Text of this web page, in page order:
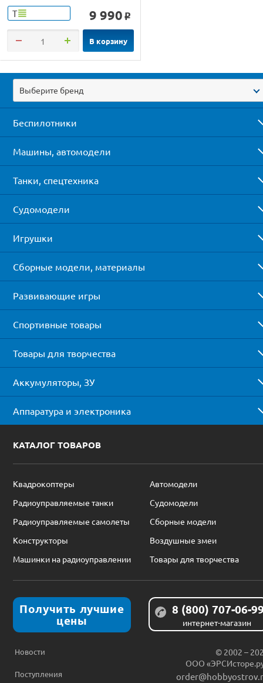
Т 9 990 o
В корзину
Выберите бренд
Беспилотники
Машины, автомодели
Танки, спецтехника
Судомодели
Игрушки
Сборные модели, материалы
Развивающие игры
Спортивные товары
Товары для творчества
Аккумуляторы, ЗУ
Аппаратура и электроника
КАТАЛОГ ТОВАРОВ
Квадрокоптеры
Автомодели
Радиоуправляемые танки
Судомодели
Радиоуправляемые самолеты
Сборные модели
Конструкторы
Воздушные змеи
Машинки на радиоуправлении
Товары для творчества
Получить лучшие
цены
8 (800) 707-06-
интернет-магазин
Новости
Поступления
© 2002 –
ООО